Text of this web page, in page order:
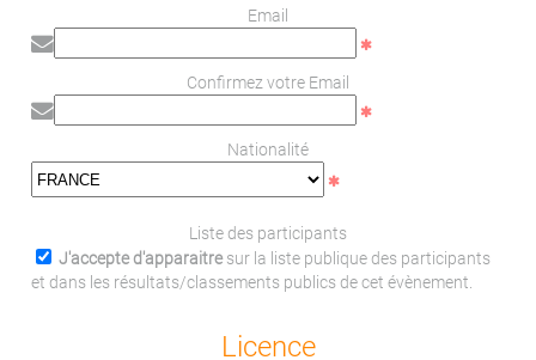
Email
Confirmez votre Email
Nationalité
Liste des participants
J'accepte d'apparaitresur la liste publique des participants
et dans les résultats/classements publics de cet évènement.
Licence